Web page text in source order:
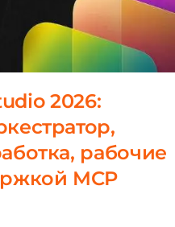
2026:
рабочие
MCP